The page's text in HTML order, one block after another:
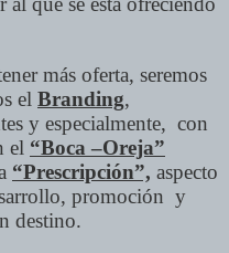
más oferta, seremos
el Branding,
y especialmente, con
el “Boca –Oreja”
“Prescripción”, aspecto
promoción y
destino.